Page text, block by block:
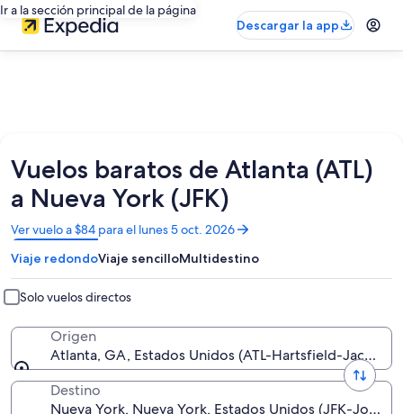
Ir a la sección principal de la página
Descargar la app
Vuelos baratos de Atlanta (ATL)
a Nueva York (JFK)
Ver vuelo a $84 para el lunes 5 oct. 2026
Se
abrirá
en
una
nueva
ventana
Viaje redondoViaje sencilloMultidestino
Solo vuelos directos
Origen
Atlanta, GA, Estados Unidos (ATL-Hartsfield-Jackson
Destino
Nueva York, Nueva York, Estados Unidos (JFK-John